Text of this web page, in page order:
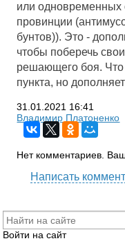
или одновременных
провинции
бунтов)). Это -
чтобы поберечь
решающего боя.
пункта, но
31.01.2021 16:41
Владимир Платоненко
Нет комментариев.
Написать
Войти на сайт